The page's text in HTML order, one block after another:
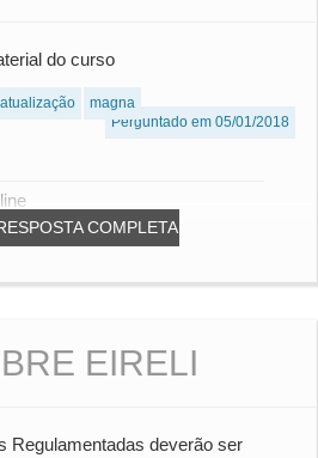
do curso
atualização
magna
Perguntado em 05/01/2018
COMPLETA
EIRELI
Regulamentadas deverão ser